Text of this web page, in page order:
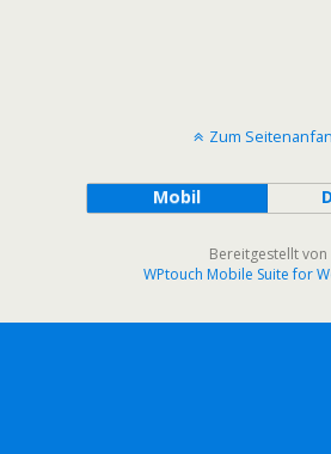
Zum
Mobil
Bereitgestellt von
WPtouch Mobile Suite for